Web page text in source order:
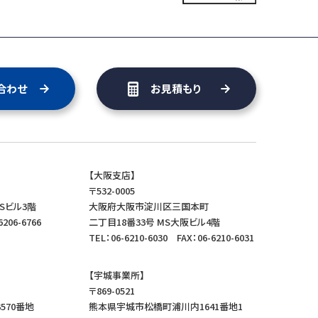
わせ お見積もり
ル3階
6766
【大阪支店】
〒532-0005
大阪府大阪市淀川区三国本町
二丁目18番33号 MS大阪ビル4階
TEL：06-6210-6030 FAX：06-6210-6031
番地
【宇城事業所】
〒869-0521
熊本県宇城市松橋町浦川内1641番地1